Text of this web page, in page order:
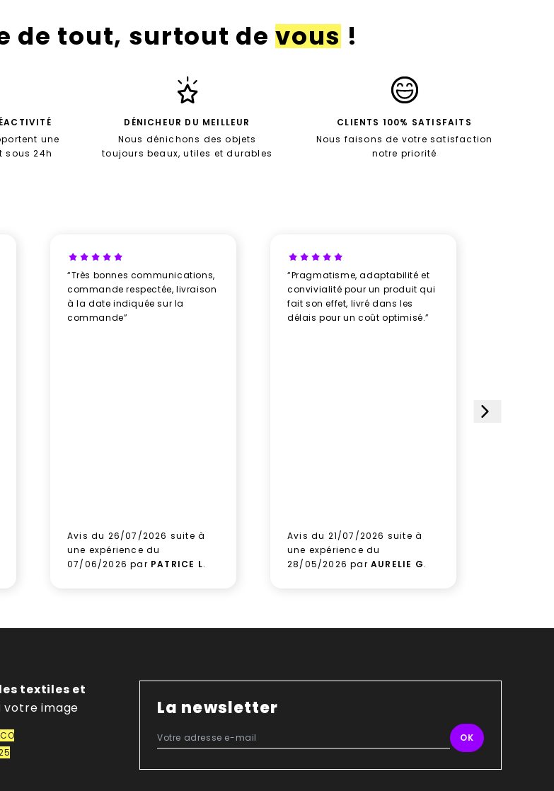
de tout, surtout devous !
une
sous 24h
DÉNICHEUR DU MEILLEUR
Nous dénichons des objets
toujours beaux, utiles et durables
CLIENTS 100% SATISFAITS
Nous faisons de votre satisfaction
notre priorité
“Très bonnes communications,
commande respectée, livraison
à la date indiquée sur la
commande”
Avis du 26/07/2026 suite à
une expérience du
07/06/2026 par PATRICE L.
“Pragmatisme, adaptabilité et
convivialité pour un produit qui
fait son effet, livré dans les
délais pour un coût optimisé.”
Avis du 21/07/2026 suite à
une expérience du
28/05/2026 par AURELIE G.
textiles et
votre image La newsletter